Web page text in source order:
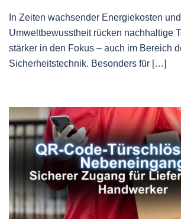
In Zeiten wachsender Energiekosten
Umweltbewusstheit rücken nachhaltige
stärker in den Fokus – auch im Bereich
Sicherheitstechnik. Besonders für […]